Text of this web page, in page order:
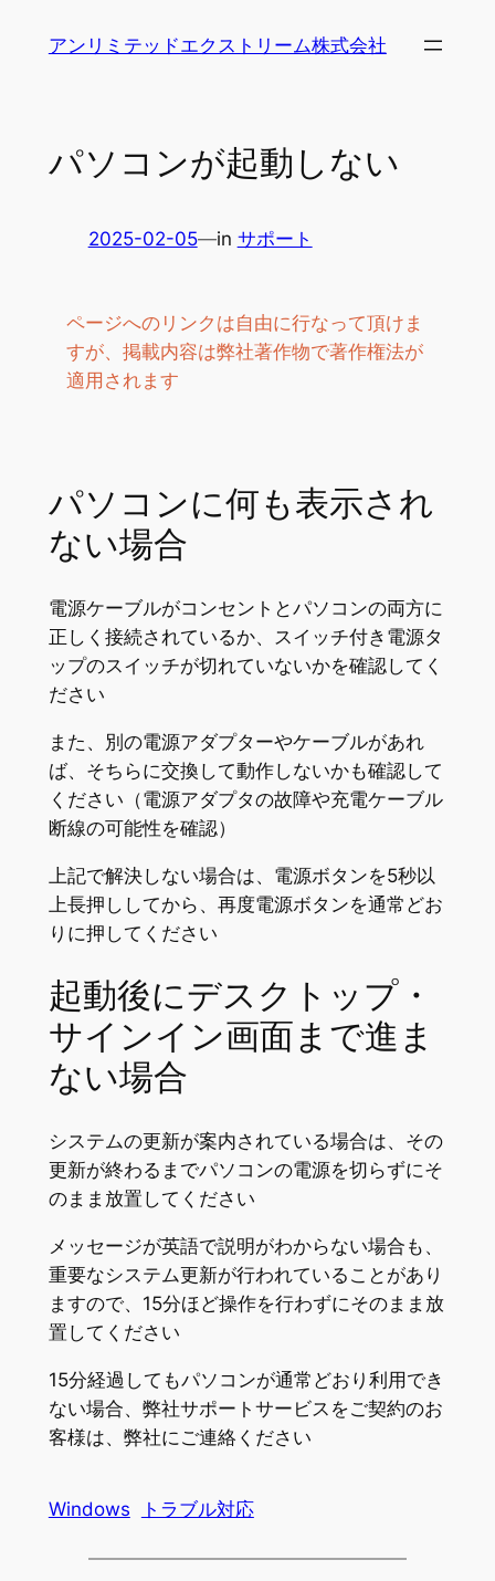
アンリミテッドエクストリーム株式会社
パソコンが起動しない
2025-02-05—in サポート
ページへのリンクは自由に行なって頂けま
すが、掲載内容は弊社著作物で著作権法が
適用されます
パソコンに何も表示され
ない場合
電源ケーブルがコンセントとパソコンの両方に
正しく接続されているか、スイッチ付き電源タ
ップのスイッチが切れていないかを確認してく
ださい
また、別の電源アダプターやケーブルがあれ
ば、そちらに交換して動作しないかも確認して
ください（電源アダプタの故障や充電ケーブル
断線の可能性を確認）
上記で解決しない場合は、電源ボタンを5秒以
上長押ししてから、再度電源ボタンを通常どお
りに押してください
起動後にデスクトップ・
サインイン画面まで進ま
ない場合
システムの更新が案内されている場合は、その
更新が終わるまでパソコンの電源を切らずにそ
のまま放置してください
メッセージが英語で説明がわからない場合も、
重要なシステム更新が行われていることがあり
ますので、15分ほど操作を行わずにそのまま放
置してください
15分経過してもパソコンが通常どおり利用でき
ない場合、弊社サポートサービスをご契約のお
客様は、弊社にご連絡ください
Windows トラブル対応